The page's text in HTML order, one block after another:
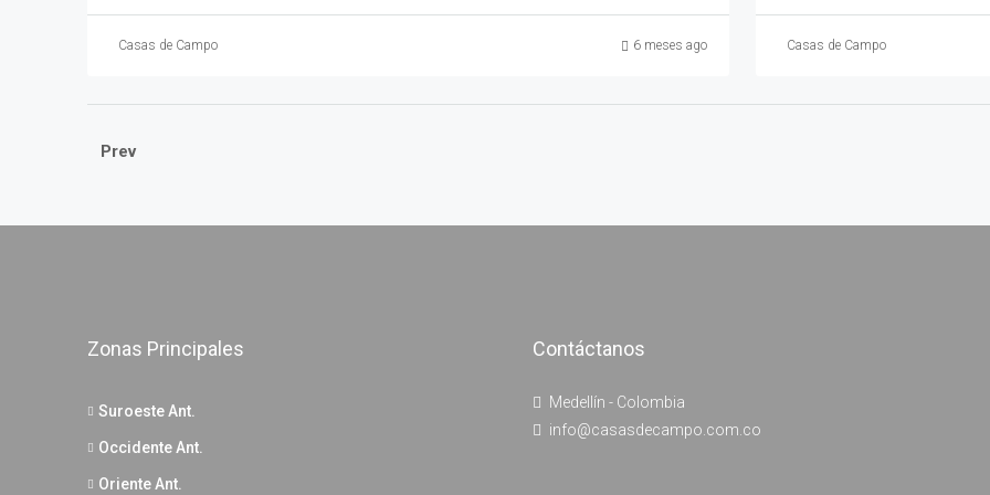
Casas de Campo 6 meses ago Casas de Campo
Prev
Zonas Principales
Suroeste Ant.
Occidente Ant.
Oriente Ant.
Contáctanos
Medellín - Colombia
info@casasdecampo.com.co